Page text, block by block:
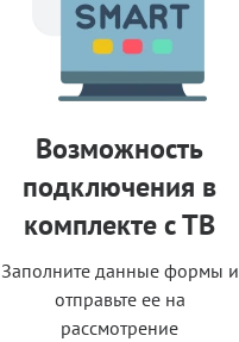
Возможность
подключения в
комплекте с ТВ
Заполните данные формы и
отправьте ее на
рассмотрение